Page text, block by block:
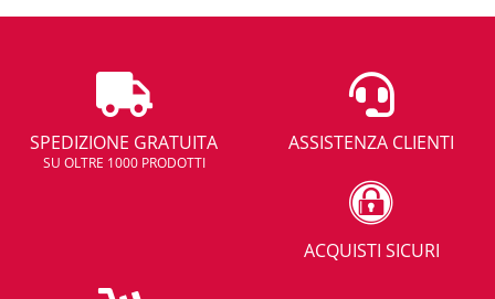
SPEDIZIONE GRATUITA
SU OLTRE 1000 PRODOTTI
ASSISTENZA CLIENTI
ACQUISTI SICURI